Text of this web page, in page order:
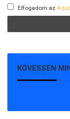
Elfogadom az
KÖVESSEN